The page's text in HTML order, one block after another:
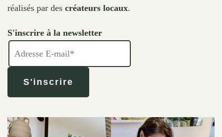
réalisés par des créateurs locaux.
S'inscrire à la newsletter